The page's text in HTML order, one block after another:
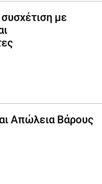
με
Απώλεια Βάρους